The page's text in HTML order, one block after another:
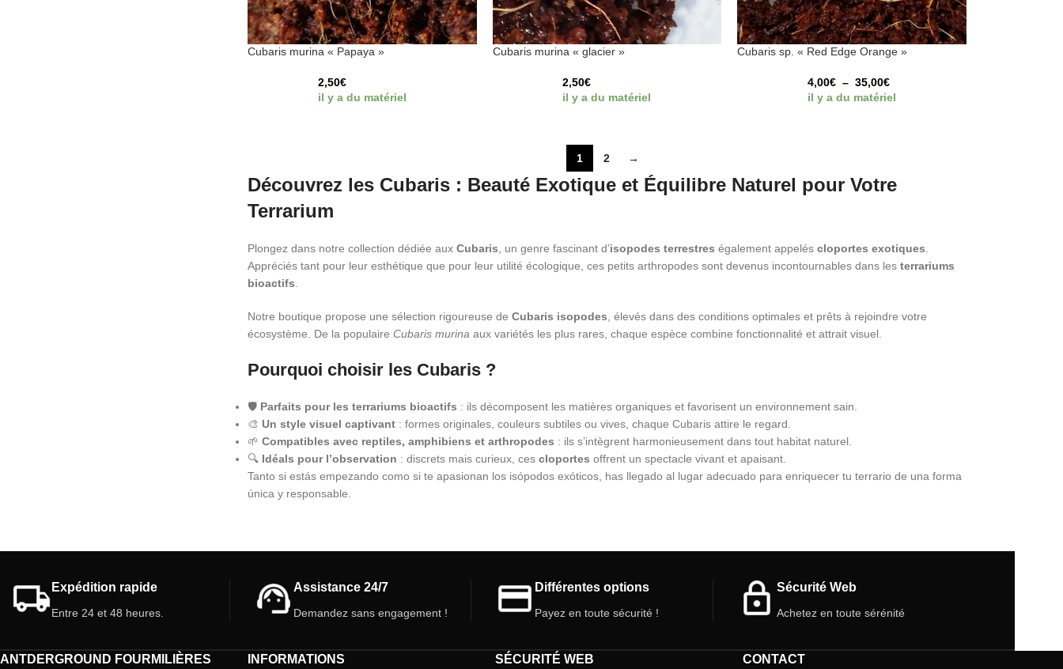
Cubaris murina « Papaya »
2,50€
il y a du matériel
Cubaris murina « glacier »
2,50€
il y a du matériel
Cubaris sp. « Red Edge Orange »
4,00€ – 35,00€
il y a du matériel
1 2 →
Découvrez les Cubaris : Beauté Exotique et Équilibre Naturel pour Votre
Terrarium
Plongez dans notre collection dédiée aux Cubaris , un genre fascinant d’isopodes terrestres également appelés cloportes exotiques
Appréciés tant pour leur esthétique que pour leur utilité écologique, ces petits arthropodes sont devenus incontournables dans les terrariums
bioactifs
Notre boutique propose une sélection rigoureuse de Cubaris isopodes , élevés dans des conditions optimales et prêts à rejoindre votre
écosystème. De la populaire Cubaris murina aux variétés les plus rares, chaque espèce combine fonctionnalité et attrait visuel.
Pourquoi choisir les Cubaris ?
🛡️ Parfaits pour les terrariums bioactifs : ils décomposent les matières organiques et favorisent un environnement sain.
🎨 Un style visuel captivant: formes originales, couleurs subtiles ou vives, chaque Cubaris attire le regard.
🌱 Compatibles avec reptiles, amphibiens et arthropodes : ils s’intègrent harmonieusement dans tout habitat naturel.
🔍 Idéals pour l’observation : discrets mais curieux, ces cloportes offrent un spectacle vivant et apaisant.
Tanto si estás empezando como si te apasionan los isópodos exóticos, has llegado al lugar adecuado para enriquecer tu terrario de una forma
única y responsable.
Expédition rapide
Entre 24 et 48 heures.
Assistance 24/7
Demandez sans engagement !
Différentes options
Payez en toute sécurité !
Sécurité Web
Achetez en toute sérénité
ANTDERGROUND FOURMILIÈRES INFORMATIONS SÉCURITÉ WEB CONTACT